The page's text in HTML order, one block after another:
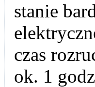
stanie
czas
ok. 1